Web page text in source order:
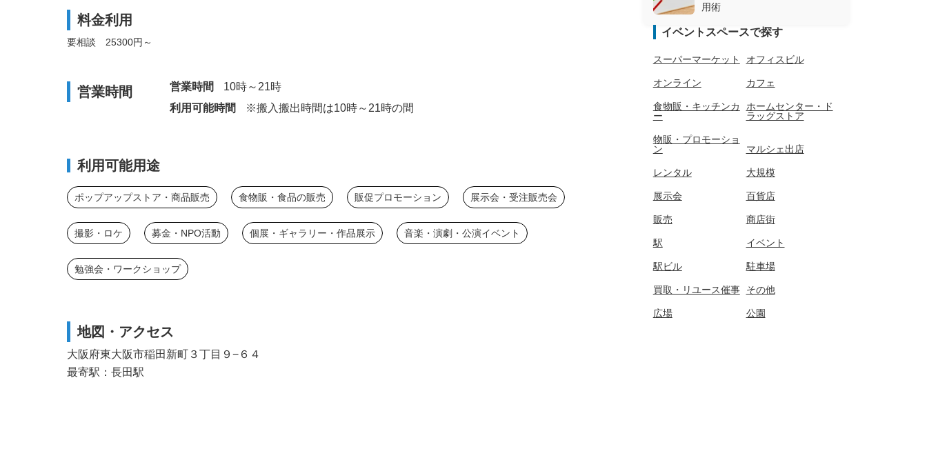
料金利用
要相談 25300円～
営業時間 営業時間
10時～21時
利用可能時間
※搬入搬出時間は10時～21時の間
利用可能用途
ポップアップストア・商品販売 食物販・食品の販売 販促プロモーション 展示会・受注販売会
撮影・ロケ 募金・NPO活動 個展・ギャラリー・作品展示 音楽・演劇・公演イベント
勉強会・ワークショップ
地図・アクセス
大阪府東大阪市稲田新町３丁目９−６４
最寄駅：長田駅
用術
イベントスペースで探す
スーパーマーケット オフィスビル
オンライン カフェ
食物販・キッチンカ
ー
ホームセンター・ド
ラッグストア
物販・プロモーショ
ン
マルシェ出店
レンタル 大規模
展示会 百貨店
販売 商店街
駅 イベント
駅ビル 駐車場
買取・リユース催事 その他
広場 公園